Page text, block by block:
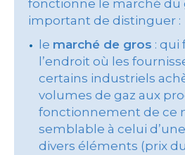
fonctionne le marché du
important de distinguer :
le marché de gros : qui
l’endroit où les
certains industriels
volumes de gaz aux
fonctionnement de ce
semblable à celui
divers éléments (prix